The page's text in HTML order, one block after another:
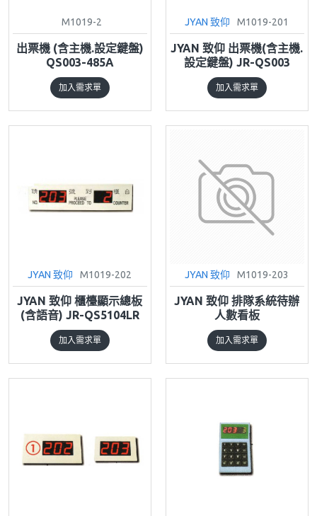
M1019-2
出票機 (含主機.設定鍵盤)
QS003-485A
加入需求單
JYAN 致仰 M1019-201
JYAN 致仰 出票機(含主機.
設定鍵盤) JR-QS003
加入需求單
JYAN 致仰 M1019-202
JYAN 致仰 櫃檯顯示總板
(含語音) JR-QS5104LR
加入需求單
JYAN 致仰 M1019-203
JYAN 致仰 排隊系統待辦
人數看板
加入需求單